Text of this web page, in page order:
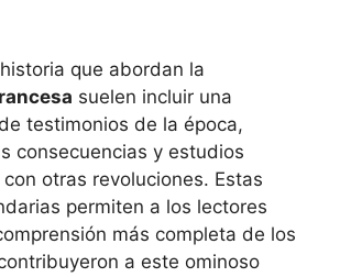
que abordan la
suelen incluir una
testimonios de la época,
consecuencias y estudios
otras revoluciones. Estas
permiten a los lectores
más completa de los
a este ominoso